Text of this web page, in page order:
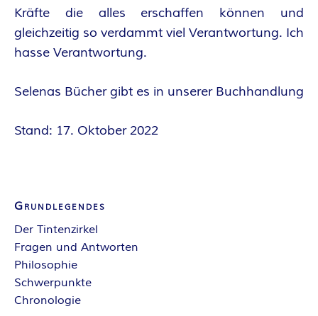
Kräfte die alles erschaffen können und
gleichzeitig so verdammt viel Verantwortung. Ich
hasse Verantwortung.
Selenas Bücher gibt es in unserer Buchhandlung
Stand: 17. Oktober 2022
Grundlegendes
Der Tintenzirkel
Fragen und Antworten
Philosophie
Schwerpunkte
Chronologie